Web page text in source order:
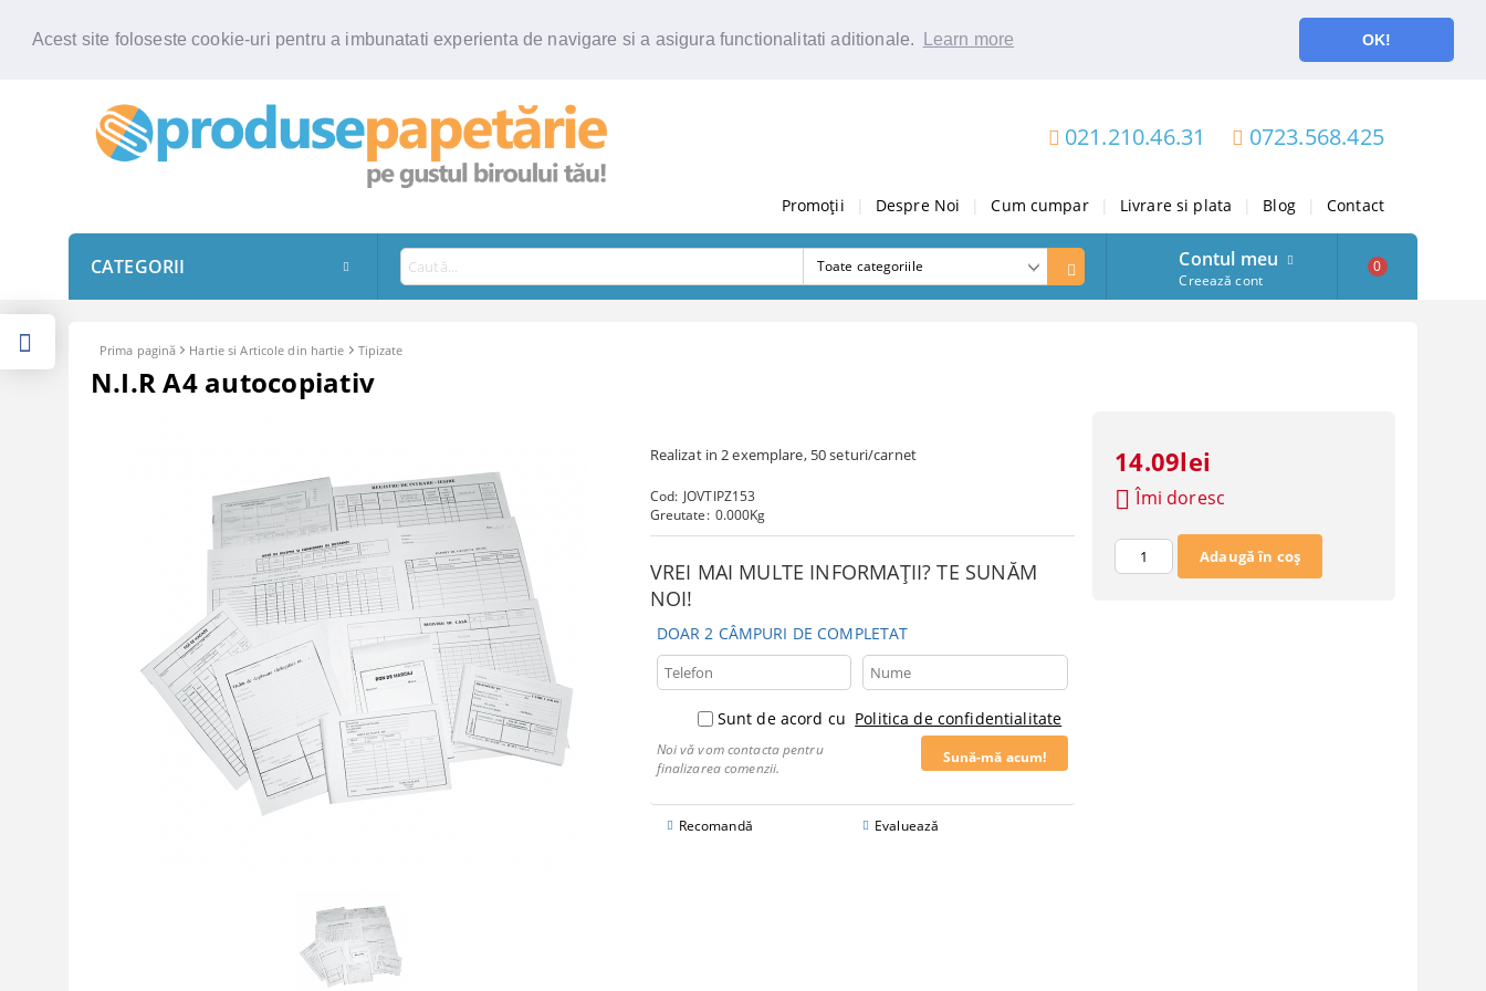
Acest site foloseste cookie-uri pentru a imbunatati experienta de navigare si a asigura functionalitati aditionale. Learn more OK!
021.210.46.31 0723.568.425
Promoții Despre Noi Cum cumpar Livrare si plata Blog Contact
CATEGORII Contul meu
Creează cont
0
Prima pagină Hartie si Articole din hartie Tipizate
N.I.R A4 autocopiativ
Realizat in 2 exemplare, 50 seturi/carnet
Cod: JOVTIPZ153
Greutate: 0.000Kg
VREI MAI MULTE INFORMAȚII? TE SUNĂM
NOI!
DOAR 2 CÂMPURI DE COMPLETAT
Sunt de acord cu Politica de confidentialitate
Noi vă vom contacta pentru
finalizarea comenzii.
Recomandă Evaluează
14.09lei
Îmi doresc